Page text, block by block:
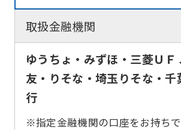
取扱金融機関
ゆうちょ・みずほ・三菱ＵＦ
友・りそな・埼玉りそな・千
行
※指定金融機関の口座をお持ち
before
the
service.